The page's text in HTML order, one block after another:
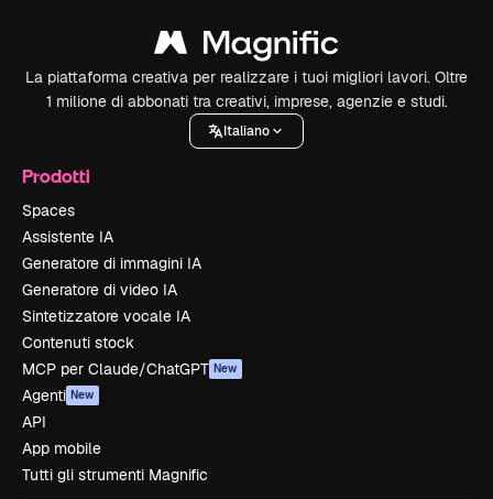
La piattaforma creativa per realizzare i tuoi migliori lavori. Oltre
1 milione di abbonati tra creativi, imprese, agenzie e studi.
Italiano
Prodotti
Spaces
Assistente IA
Generatore di immagini IA
Generatore di video IA
Sintetizzatore vocale IA
Contenuti stock
MCP per Claude/ChatGPT New
Agenti New
API
App mobile
Tutti gli strumenti Magnific